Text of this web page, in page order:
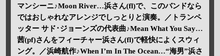
マンシーニ♪Moon River…浜さん(fl)で、このバンドなら
ではおしゃれなアレンジでしっとりと演奏。／トランペ
ッター サド･ジョーンズの代表曲♪Mean What You Say…
茜(pf)さんをフィーチャー浜さん(fl)で軽快によくスウィ
ング。／浜崎航作♪When I’m In The Ocean…“海男”浜さ